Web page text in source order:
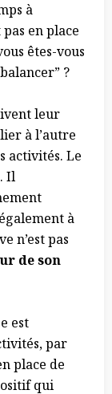
à
en place
êtes-vous
?
leur
à l’autre
activités. Le
. Il
à
n’est pas
de son
est
par
place de
qui